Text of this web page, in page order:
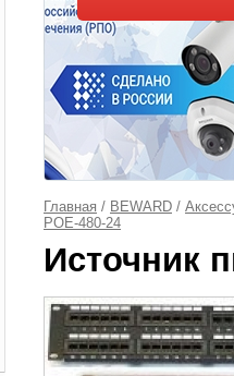
Главная / BEWARD /
POE-480-24
Источник